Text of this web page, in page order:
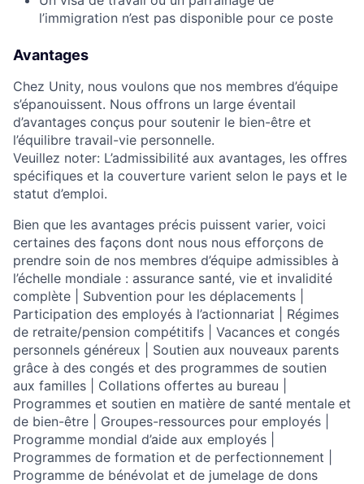
l’immigration n’est pas disponible pour ce poste
Avantages
Chez Unity, nous voulons que nos membres d’équipe
s’épanouissent. Nous offrons un large éventail
d’avantages conçus pour soutenir le bien-être et
l’équilibre travail-vie personnelle.
Veuillez noter: L’admissibilité aux avantages, les offres
spécifiques et la couverture varient selon le pays et le
statut d’emploi.
Bien que les avantages précis puissent varier, voici
certaines des façons dont nous nous efforçons de
prendre soin de nos membres d’équipe admissibles à
l’échelle mondiale : assurance santé, vie et invalidité
complète | Subvention pour les déplacements |
Participation des employés à l’actionnariat | Régimes
de retraite/pension compétitifs | Vacances et congés
personnels généreux | Soutien aux nouveaux parents
grâce à des congés et des programmes de soutien
aux familles | Collations offertes au bureau |
Programmes et soutien en matière de santé mentale et
de bien-être | Groupes-ressources pour employés |
Programme mondial d’aide aux employés |
Programmes de formation et de perfectionnement |
Programme de bénévolat et de jumelage de dons